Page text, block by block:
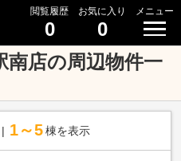
閲覧履歴
0
お気に入り
0
メニュー
店の周辺物件一
1～5 棟を表示